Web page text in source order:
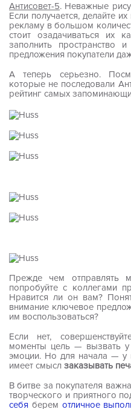
Антисовет-5. Неважные
Если получается, делайте
рекламу в большом
стоит озадачиваться их
заполнить
предложения покупатели
А теперь серьезно.
которые не последовали
рейтинг самых
Прежде чем отправлять
попробуйте с коллегами
Нравится ли он вам?
внимание ключевое
им воспользоваться?
Если нет,
моменты цель — вызвать у
эмоции. Но для начала — у
имеет смысл заказывать
В битве за покупателя
творческого и приятного
себя берем отличное